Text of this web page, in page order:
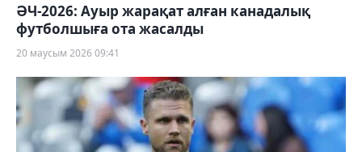
ӘЧ-2026: Ауыр жарақат алған канадалық
футболшыға ота жасалды
20 маусым 2026 09:41